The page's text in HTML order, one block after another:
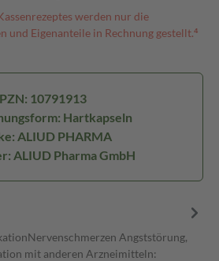
werden nur die
und Eigenanteile in Rechnung gestellt.⁴
PZN: 10791913
Hartkapseln
ALIUD PHARMA
ALIUD Pharma GmbH
Angststörung,
mit anderen Arzneimitteln: